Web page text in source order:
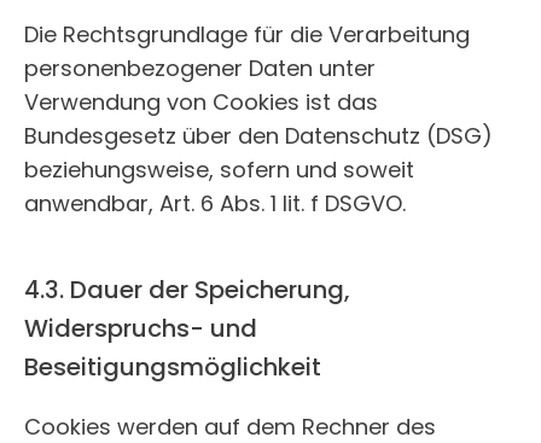
Die Rechtsgrundlage für die Verarbeitung
personenbezogener Daten unter
Verwendung von Cookies ist das
Bundesgesetz über den Datenschutz (DSG)
beziehungsweise, sofern und soweit
anwendbar, Art. 6 Abs. 1 lit. f DSGVO.
4.3. Dauer der Speicherung,
Widerspruchs- und
Beseitigungsmöglichkeit
Cookies werden auf dem Rechner des